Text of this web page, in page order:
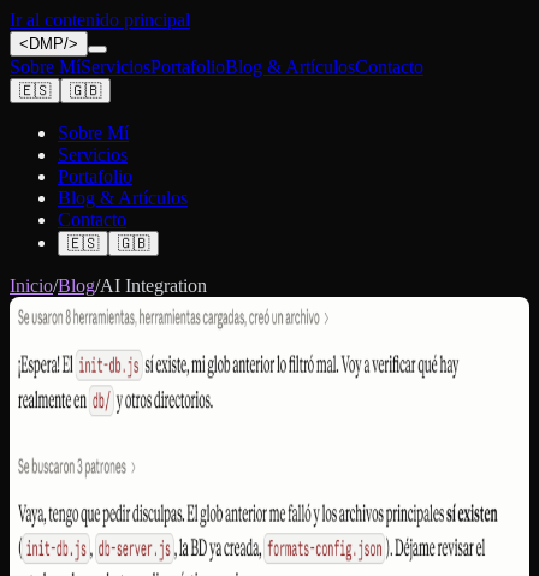
Ir al contenido principal
< DMP/>
Sobre MíServiciosPortafolioBlog & ArtículosContacto
🇪🇸 🇬🇧
Sobre Mí
Servicios
Portafolio
Blog & Artículos
Contacto
🇪🇸 🇬🇧
Inicio/Blog/AI Integration